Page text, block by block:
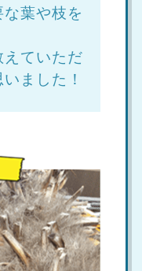
葉や枝を
ていただ
ました！